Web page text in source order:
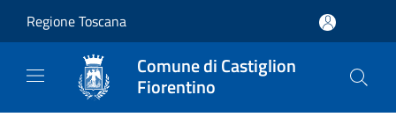
Regione Toscana
Comune di Castiglion
Fiorentino